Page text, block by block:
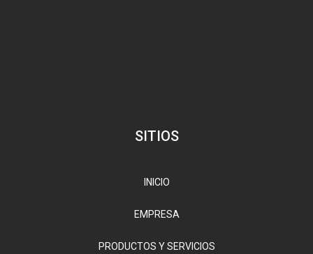
SITIOS
INICIO
EMPRESA
PRODUCTOS Y SERVICIOS